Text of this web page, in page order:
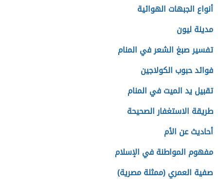
أنواع الجبهات الهوائية
مدينة ليون
تفسير صبغ الشعر في المنام
فوائد حبوب الكولاجين
تقبيل يد الميت في المنام
طريقة الاستغفار الصحيحة
أحاديث عن الأم
مفهوم المواطنة في الإسلام
صفية العمري (ممثلة مصرية)